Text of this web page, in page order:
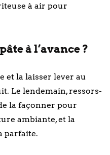
à air pour
à l’avance ?
et la laisser lever au
Le lendemain, ressors-
la façonner pour
ambiante, et la
parfaite.